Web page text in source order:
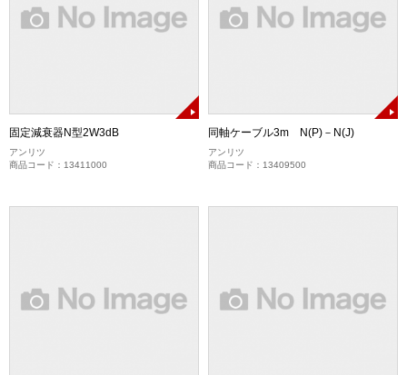
固定減衰器N型2W3dB
アンリツ
商品コード：13411000
同軸ケーブル3m N(P)－N(J)
アンリツ
商品コード：13409500